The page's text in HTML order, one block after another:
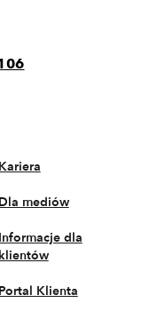
Kariera
Dla mediów
Informacje dla
klientów
Portal Klienta